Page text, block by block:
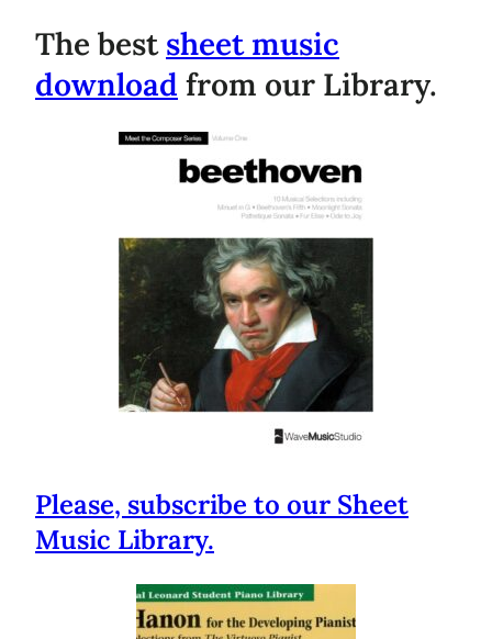
The bestsheet music
download from our Library.
Please, subscribe to our Sheet
Music Library.